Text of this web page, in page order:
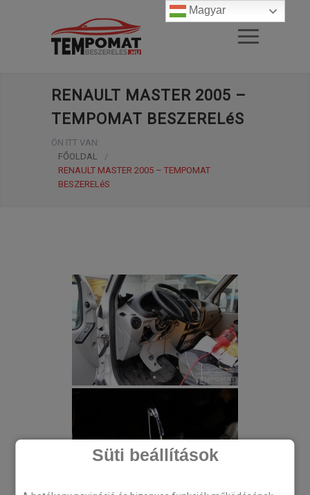
Süti beállítások
RENAULT MASTER 2005 –
TEMPOMAT BESZERELéS
ÖN ITT VAN:
FŐOLDAL
/
RENAULT MASTER 2005 – TEMPOMAT
BESZERELéS
Magyar